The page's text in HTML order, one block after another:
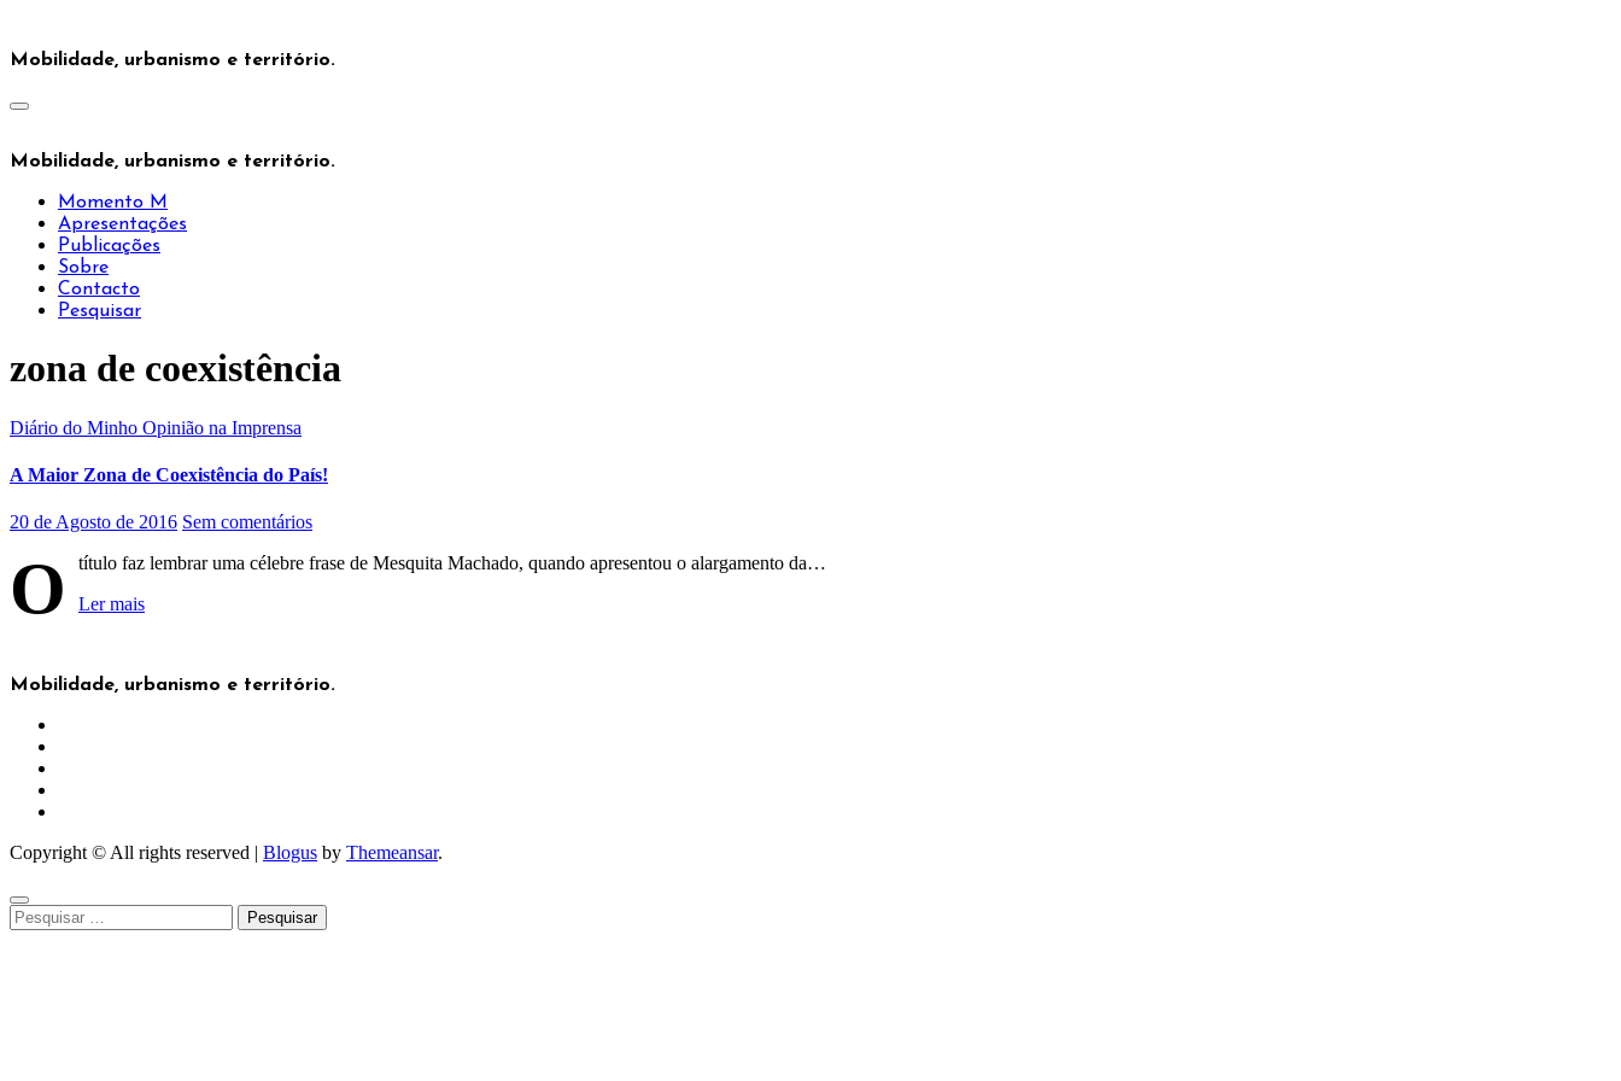
oMobilidade, urbanismo e território.
Mobilidade, urbanismo e território.
Momento M
Apresentações
Publicações
Sobre
Contacto
Pesquisar
zona de coexistência
Diário do Minho Opinião na Imprensa
A Maior Zona de Coexistência do País!
20 de Agosto de 2016 Sem comentários
O
título faz lembrar uma célebre frase de Mesquita Machado, quando apresentou o alargamento da…
Ler mais
Mobilidade, urbanismo e território.
Copyright © All rights reserved | Blogus by Themeansar.
Pesquisar
por: